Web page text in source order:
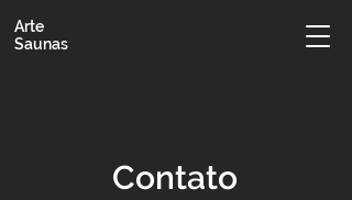
Arte
Saunas
Contato